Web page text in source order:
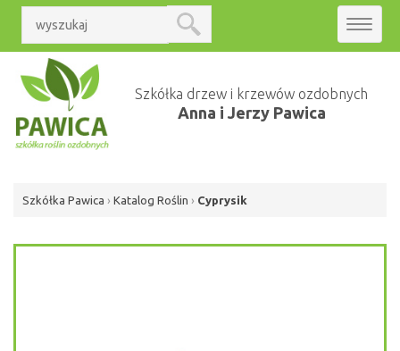
Szkółka drzew i krzewów ozdobnych
Anna i Jerzy Pawica
Toggle
Szkółka Pawica › Katalog Roślin › Cyprysik